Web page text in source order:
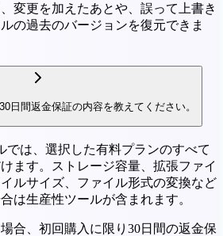
変更を加えたあとや、誤って上書き
の過去のバージョンを復元できま
日間返金保証の内容を教えてください。
では、選択した有料プランのすべて
ます。ストレージ容量、拡張ファイ
イルサイズ、ファイル形式の変換など
は生産性ツールが含まれます。
合、初回購入に限り30日間の返金保